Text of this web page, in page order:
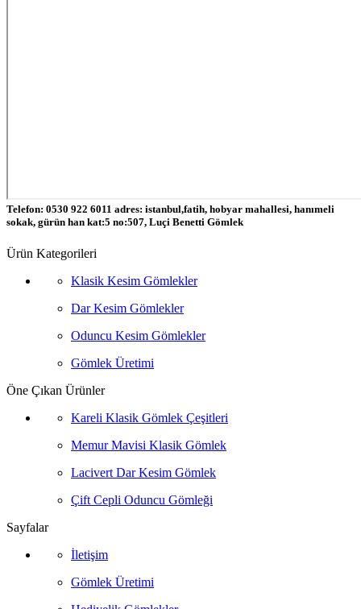
Telefon: 0530 922 6011 adres: istanbul,fatih, hobyar mahallesi, hanımeli
sokak, gürün han kat:5 no:507, Luçi Benetti Gömlek
Ürün Kategorileri
Klasik Kesim Gömlekler
Dar Kesim Gömlekler
Oduncu Kesim Gömlekler
Gömlek Üretimi
Öne Çıkan Ürünler
Kareli Klasik Gömlek Çeşitleri
Memur Mavisi Klasik Gömlek
Lacivert Dar Kesim Gömlek
Çift Cepli Oduncu Gömleği
Sayfalar
İletişim
Gömlek Üretimi